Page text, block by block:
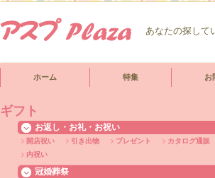
あなたの探して
ホーム 特集 お
ギフト
お返し・お礼・お祝い
開店祝い 引き出物 プレゼント
カタログ通販
内祝い
冠婚葬祭